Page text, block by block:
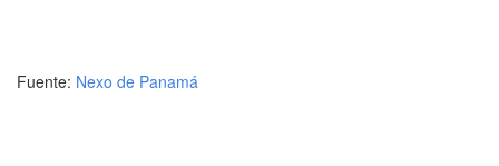
Fuente: Nexo de Panamá